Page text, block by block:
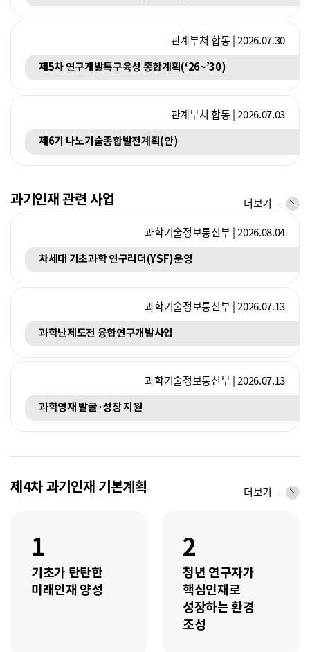
관계부처 합동 | 2026.07.30
제5차 연구개발특구육성 종합계획(‘26~’30)
관계부처 합동 | 2026.07.03
제6기 나노기술종합발전계획(안)
과기인재 관련 사업
과학기술정보통신부 | 2026.08.04
차세대 기초과학 연구리더(YSF)운영
과학기술정보통신부 | 2026.07.13
과학난제도전 융합연구개발사업
과학기술정보통신부 | 2026.07.13
과학영재 발굴·성장 지원
사
더보기
제4차 과기인재 기본계획
1
기초가 탄탄한
미래인재 양성
2
청년 연구자가
핵심인재로
성장하는 환경
조성
세
제
더보기